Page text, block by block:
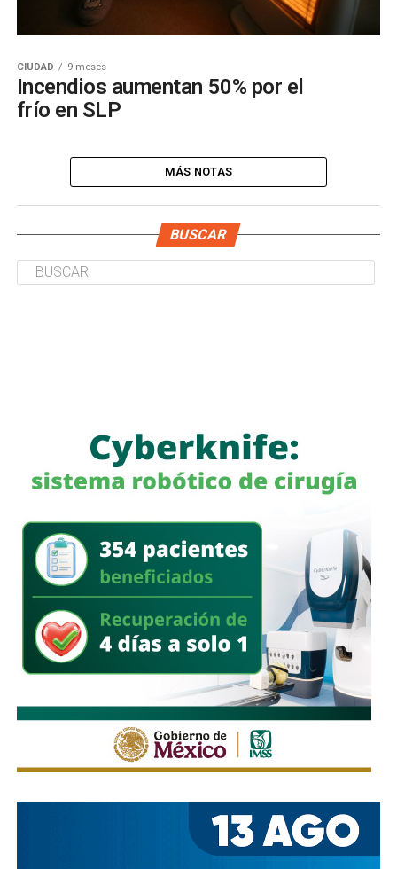
CIUDAD 9 meses
Incendios aumentan 50% por el
frío en SLP
MÁS NOTAS
BUSCAR